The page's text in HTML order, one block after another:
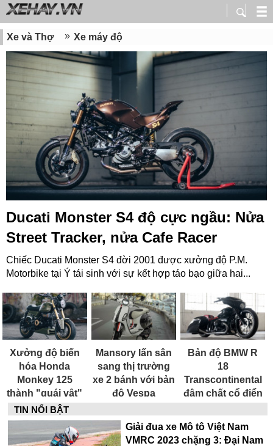
Xe và Thợ Xe máy độ
Ducati Monster S4 độ cực ngầu: Nửa
Street Tracker, nửa Cafe Racer
Chiếc Ducati Monster S4 đời 2001 được xưởng độ P.M.
Motorbike tại Ý tái sinh với sự kết hợp táo bạo giữa hai...
Xưởng độ biến
hóa Honda
Monkey 125
thành "quái vật"
vô cùng ấn
tượng
Mansory lấn sân
sang thị trường
xe 2 bánh với bản
độ Vespa
Bản độ BMW R
18
Transcontinental
đậm chất cổ điển
huyền thoại Paul
Yaffe
TIN NỔI BẬT
Giải đua xe Mô tô Việt Nam
VMRC 2023 chặng 3: Đại Nam